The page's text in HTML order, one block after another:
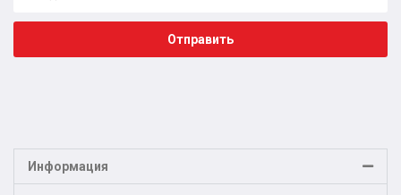
Отправить
Информация